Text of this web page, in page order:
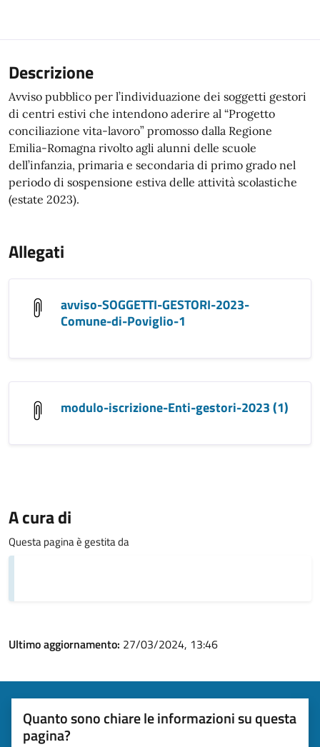
Descrizione
Avviso pubblico per l’individuazione dei soggetti gestori
di centri estivi che intendono aderire al “Progetto
conciliazione vita-lavoro” promosso dalla Regione
Emilia-Romagna rivolto agli alunni delle scuole
dell’infanzia, primaria e secondaria di primo grado nel
periodo di sospensione estiva delle attività scolastiche
(estate 2023).
Allegati
avviso-SOGGETTI-GESTORI-2023-
Comune-di-Poviglio-1
modulo-iscrizione-Enti-gestori-2023 (1)
A cura di
Questa pagina è gestita da
Ultimo aggiornamento: 27/03/2024, 13:46
Quanto sono chiare le informazioni su questa
pagina?